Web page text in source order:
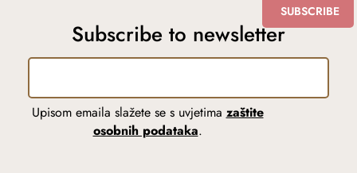
Subscribe to newsletter
Upisom emaila slažete se s uvjetima zaštite
osobnih podataka.
SUBSCRIBE